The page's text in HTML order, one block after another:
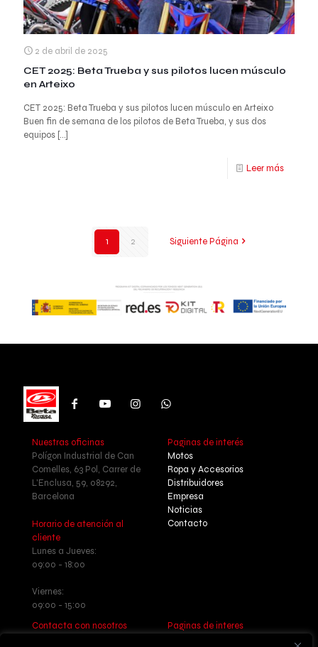
2 de abril de 2025
CET 2025: Beta Trueba y sus pilotos lucen músculo
en Arteixo
CET 2025: Beta Trueba y sus pilotos lucen músculo en Arteixo
Buen fin de semana de los pilotos de Beta Trueba, y sus dos
equipos […]
Leer más
1 2 Siguiente Página
Nuestras oficinas
Polígon Industrial de Can
Comelles, 63 Pol, Carrer de
L'Enclusa, 59, 08292,
Barcelona
Horario de atención al
cliente
Lunes a Jueves:
09:00 - 18:00
Viernes:
09:00 - 15:00
Paginas de interés
Motos
Ropa y Accesorios
Distribuidores
Empresa
Noticias
Contacto
Contacta con nosotros
Paginas de interes